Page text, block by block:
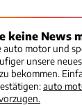
keine News
auto motor und
unsere
bekommen.
auto